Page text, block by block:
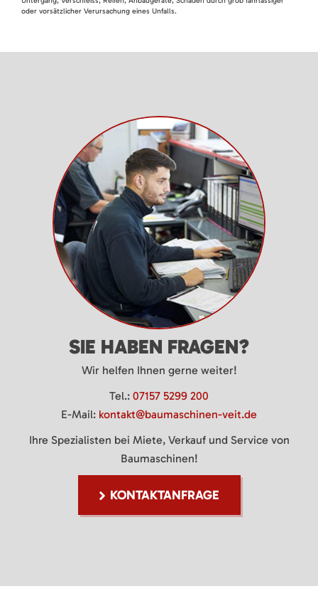
oder vorsätzlicher Verursachung eines Unfalls.
SIE HABEN FRAGEN?
Wir helfen Ihnen gerne weiter!
Tel.: 07157 5299 200
E-Mail: kontakt@baumaschinen-veit.de
Ihre Spezialisten bei Miete, Verkauf und Service von
Baumaschinen!
KONTAKTANFRAGE